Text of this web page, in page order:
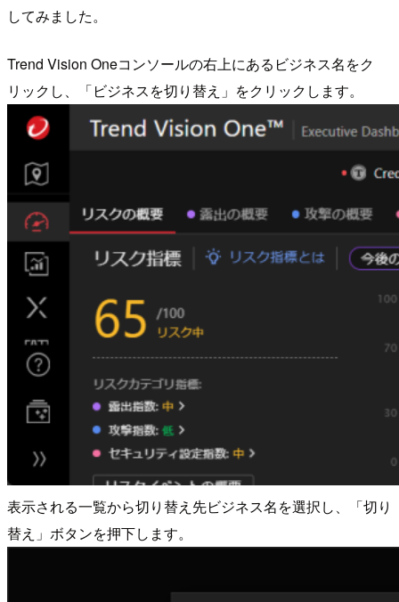
してみました。
Trend Vision Oneコンソールの右上にあるビジネス名をク
リックし、「ビジネスを切り替え」をクリックします。
表示される一覧から切り替え先ビジネス名を選択し、「切り
替え」ボタンを押下します。